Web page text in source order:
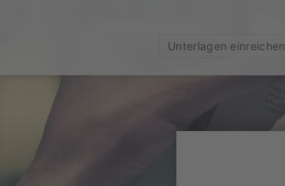
Unterlagen einreichen